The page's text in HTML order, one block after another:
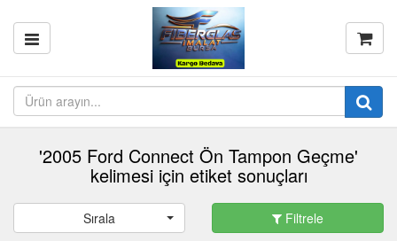
'2005 Ford Connect Ön Tampon Geçme'
kelimesi için etiket sonuçları
Sırala Filtrele